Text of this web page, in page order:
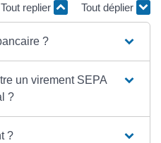
Tout replier Tout déplier
?
un virement SEPA
?
?